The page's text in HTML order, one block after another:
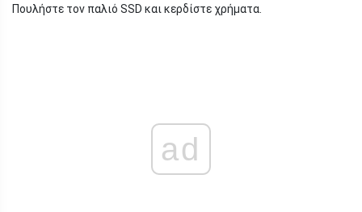
Πουλήστε τον παλιό SSD και κερδίστε χρήματα.
ad